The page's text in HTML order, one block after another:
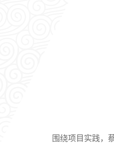
围绕项目实践，